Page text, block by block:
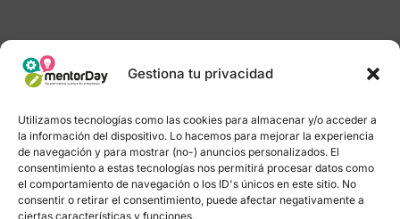
Gestiona tu privacidad
Utilizamos tecnologías como las cookies para almacenar y/o acceder a
la información del dispositivo. Lo hacemos para mejorar la experiencia
de navegación y para mostrar (no-) anuncios personalizados. El
consentimiento a estas tecnologías nos permitirá procesar datos como
el comportamiento de navegación o los ID's únicos en este sitio. No
consentir o retirar el consentimiento, puede afectar negativamente a
ciertas características y funciones.